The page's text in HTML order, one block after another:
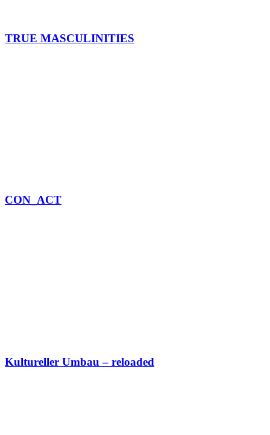
TRUE MASCULINITIES
CON_ACT
Kultureller Umbau – reloaded